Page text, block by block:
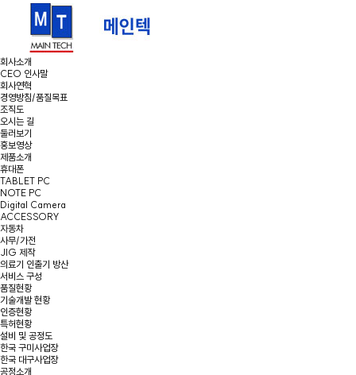
회사소개
CEO 인사말
회사연혁
경영방침/품질목표
조직도
오시는 길
둘러보기
홍보영상
제품소개
휴대폰
TABLET PC
NOTE PC
Digital Camera
ACCESSORY
자동차
사무/가전
JIG 제작
의료기 인출기 방산
서비스 구성
품질현황
기술개발 현황
인증현황
특허현황
설비 및 공정도
한국 구미사업장
한국 대구사업장
공정소개